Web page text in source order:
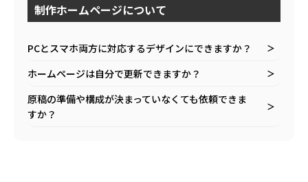
制作ホームページについて
PCとスマホ両方に対応するデザインにできますか？ ＞
ホームページは自分で更新できますか？ ＞
原稿の準備や構成が決まっていなくても依頼できま
すか？
＞